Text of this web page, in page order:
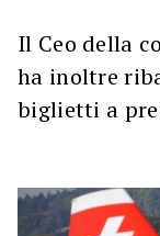
Il Ceo della
ha inoltre
biglietti a